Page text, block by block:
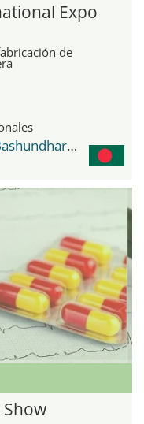
Expo
de
International Convention City Bashundhara - ICCB